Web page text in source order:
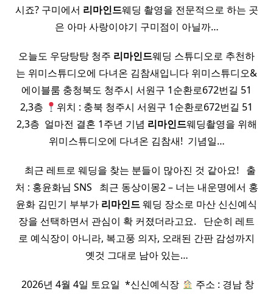
시죠? 구미에서 리마인드웨딩 촬영을 전문적으로 하는 곳
은 아마 사랑이야기 구미점이 아닐까…
오늘도 우당탕탕 청주 리마인드웨딩 스튜디오로 추천하
는 위미스튜디오에 다녀온 김참새입니다 위미스튜디오&
에이블룸 충청북도 청주시 서원구 1순환로672번길 51
2,3층
위치 : 충북 청주시 서원구 1순환로672번길 51
2,3층 ​ 얼마전 결혼 1주년 기념 리마인드웨딩촬영을 위해
위미스튜디오에 다녀온 김참새! ​ 기념일…
​ ​ ​ 최근 레트로 웨딩을 찾는 분들이 많아진 것 같아요! ​ ​ 출
처 : 홍윤화님 SNS ​ ​ 최근 동상이몽2 – 너는 내운명에서 홍
윤화 김민기 부부가 리마인드웨딩 장소로 마산 신신예식
장을 선택하면서 관심이 확 커졌더라고요. ​ ​ 단순히 레트
로 예식장이 아니라, 복고풍 의자, 오래된 간판 감성까지
옛것 그대로 남아 있는…
​ 2026년 4월 4일 토요일 ​ *신신예식장​
주소 : 경남 창